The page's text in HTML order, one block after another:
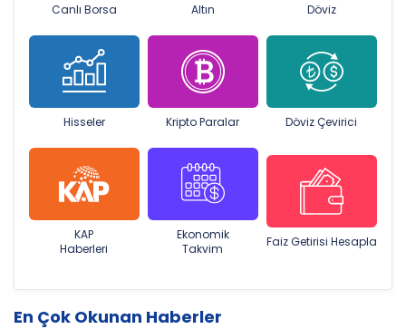
Canlı Borsa Altın Döviz
Hisseler Kripto Paralar Döviz Çevirici
KAP
Haberleri
Ekonomik
Takvim
Faiz Getirisi Hesapla
En Çok Okunan Haberler